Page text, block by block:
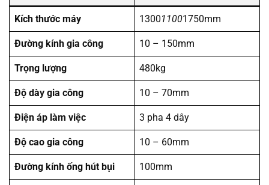
Kích thước máy 130011001750mm
Đường kính gia công 10 – 150mm
Trọng lượng 480kg
Độ dày gia công 10 – 70mm
Điện áp làm việc 3 pha 4 dây
Độ cao gia công 10 – 60mm
Đường kính ống hút bụi 100mm